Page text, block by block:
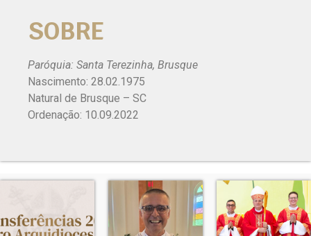
SOBRE
Paróquia: Santa Terezinha, Brusque
Nascimento: 28.02.1975
Natural de Brusque – SC
Ordenação: 10.09.2022